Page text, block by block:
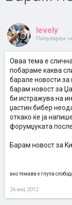
levely
Популарен
Оваа тема е
побараме каква
барале новости за
барам новост за
би истражува на
џастин бибер
откако ќе ја
форумџуката
Барам новост за
ако темава е глупа
26 мај 2012